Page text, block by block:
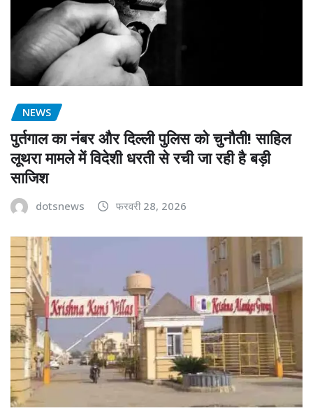
NEWS
पुर्तगाल का नंबर और दिल्ली पुलिस को चुनौती! साहिल
लूथरा मामले में विदेशी धरती से रची जा रही है बड़ी
साजिश
dotsnews फरवरी 28, 2026